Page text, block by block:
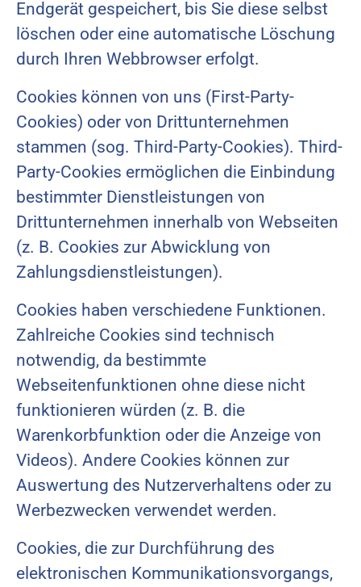
Endgerät gespeichert, bis Sie diese selbst
löschen oder eine automatische Löschung
durch Ihren Webbrowser erfolgt.
Cookies können von uns (First-Party-
Cookies) oder von Drittunternehmen
stammen (sog. Third-Party-Cookies). Third-
Party-Cookies ermöglichen die Einbindung
bestimmter Dienstleistungen von
Drittunternehmen innerhalb von Webseiten
(z. B. Cookies zur Abwicklung von
Zahlungsdienstleistungen).
Cookies haben verschiedene Funktionen.
Zahlreiche Cookies sind technisch
notwendig, da bestimmte
Webseitenfunktionen ohne diese nicht
funktionieren würden (z. B. die
Warenkorbfunktion oder die Anzeige von
Videos). Andere Cookies können zur
Auswertung des Nutzerverhaltens oder zu
Werbezwecken verwendet werden.
Cookies, die zur Durchführung des
elektronischen Kommunikationsvorgangs,